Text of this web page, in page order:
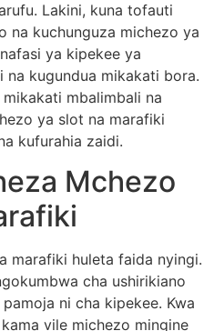
Lakini, kuna tofauti
na kuchunguza michezo ya
ya kipekee ya
kugundua mikakati bora.
mbalimbali na
ya slot na marafiki
kufurahia zaidi.
Mchezo
marafiki huleta faida nyingi.
cha ushirikiano
ni cha kipekee. Kwa
vile michezo mingine